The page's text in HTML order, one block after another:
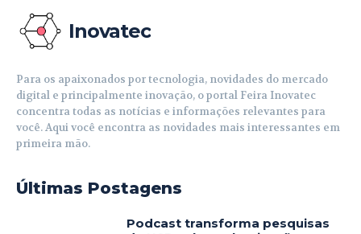
Inovatec
Para os apaixonados por tecnologia, novidades do mercado
digital e principalmente inovação, o portal Feira Inovatec
concentra todas as notícias e informações relevantes para
você. Aqui você encontra as novidades mais interessantes em
primeira mão.
Últimas Postagens
Podcast transforma pesquisas